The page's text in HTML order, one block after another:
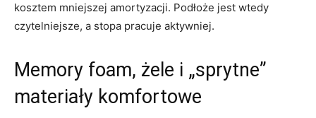
kosztem mniejszej amortyzacji. Podłoże jest wtedy
czytelniejsze, a stopa pracuje aktywniej.
Memory foam, żele i „sprytne”
materiały komfortowe